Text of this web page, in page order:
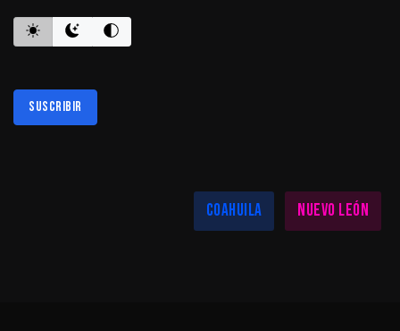
Suscribir
Coahuila
Nuevo León